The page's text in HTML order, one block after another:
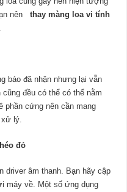
nênthay màng loa vi tính
báo đã nhận nhưng lại vẫn
đều có thể có thể nằm
phần cứng nên cần mang
lý.
đỏ
driver âm thanh. Bạn hãy cập
máy về. Một số ứng dụng